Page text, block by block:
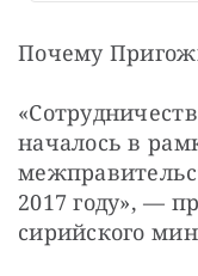
Почему
началось в
2017 году», —
сирийского